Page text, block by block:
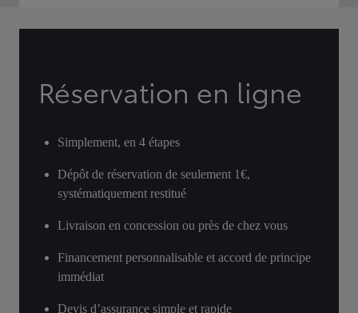
Réservation en ligne
Simplement, en 4 étapes
Dépôt de réservation de seulement 1€,
systématiquement restitué
Livraison en concession ou près de chez vous
Financement personnalisable et accord de principe
immédiat
Devis d’assurance simple et rapide